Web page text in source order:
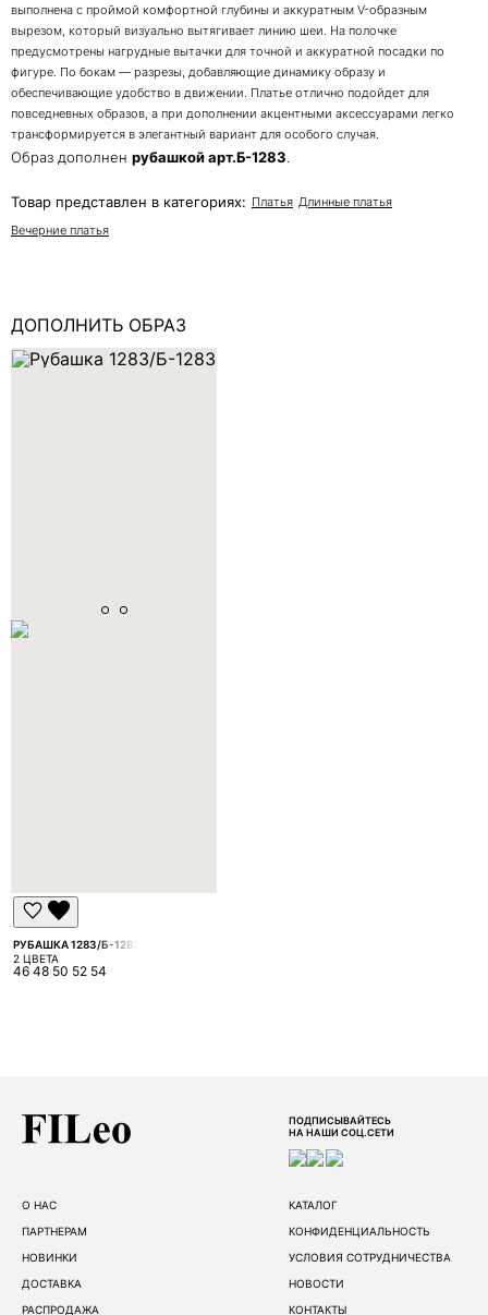
выполнена с проймой комфортной глубины и аккуратным V-образным
вырезом, который визуально вытягивает линию шеи. На полочке
предусмотрены нагрудные вытачки для точной и аккуратной посадки по
фигуре. По бокам — разрезы, добавляющие динамику образу и
обеспечивающие удобство в движении. Платье отлично подойдет для
повседневных образов, а при дополнении акцентными аксессуарами легко
трансформируется в элегантный вариант для особого случая.
Образ дополнен рубашкой арт.Б-1283.
Товар представлен в категориях: Платья Длинные платья
Вечерние платья
ДОПОЛНИТЬ ОБРАЗ
РУБАШКА 1283/Б-1283
2 ЦВЕТА
46 48 50 52 54
ПОДПИСЫВАЙТЕСЬ
НА НАШИ СОЦ.СЕТИ
О НАС
КАТАЛОГ
ПАРТНЕРАМ
КОНФИДЕНЦИАЛЬНОСТЬ
НОВИНКИ
УСЛОВИЯ СОТРУДНИЧЕСТВА
ДОСТАВКА
НОВОСТИ
РАСПРОДАЖА
КОНТАКТЫ